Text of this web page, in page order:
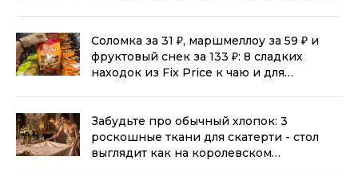
Соломка за 31 ₽, маршмеллоу за 59 ₽ и
фруктовый снек за 133 ₽: 8 сладких
находок из Fix Price к чаю и для
Забудьте про обычный хлопок: 3
роскошные ткани для скатерти - стол
выглядит как на королевском